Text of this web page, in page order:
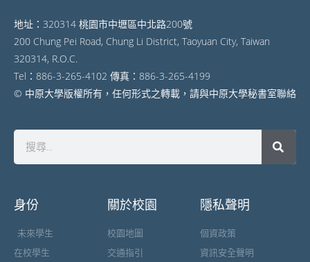
地址：320314 桃園市中壢區中北路200號
200 Chung Pei Road, Chung Li District, Taoyuan City, Taiwan
320314, R.O.C.
Tel：886-3-265-4102 傳真：886-3-265-4199
© 中原大學版權所有，任何形式之轉載，請與中原大學秘書室聯絡
身份
未來學生
在校學生
關於校園
校園地圖
交通指引
隱私聲明
個資政策
資訊安全聲明